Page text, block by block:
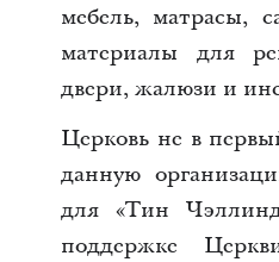
мебель, матрасы,
материалы для
двери, жалюзи и
Церковь не в
данную
для «Тин
поддержке